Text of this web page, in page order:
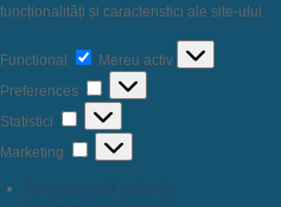
funcționalități și caracteristici ale site-ului.
Functional
Mereu activ
Preferences
Preferences
Statistici
Statistici
Marketing
Marketing